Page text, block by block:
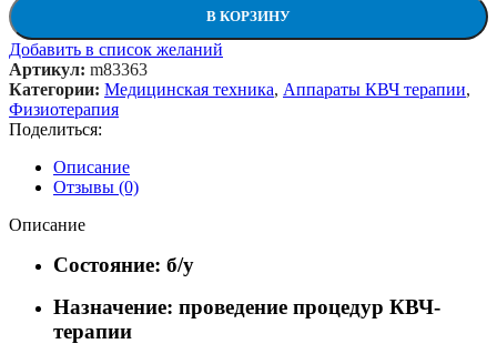
В КОРЗИНУ
Добавить в список желаний
Артикул: m83363
Категории: Медицинская техника, Аппараты КВЧ терапии,
Физиотерапия
Поделиться:
Описание
Отзывы (0)
Описание
Состояние: б/у
Назначение: проведение процедур КВЧ-
терапии